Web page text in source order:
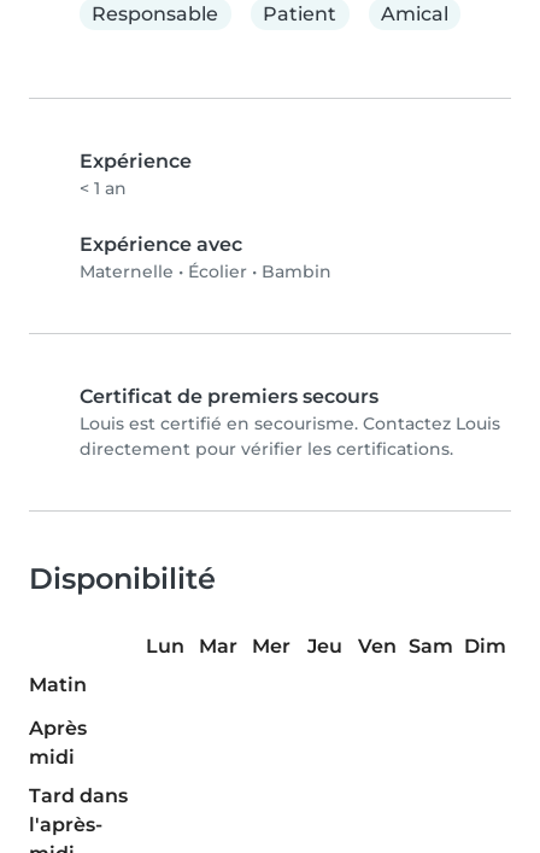
Responsable
Patient Amical
Expérience
< 1 an
Expérience avec
Maternelle • Écolier • Bambin
Certificat de premiers secours
Louis est certifié en secourisme. Contactez Louis
directement pour vérifier les certifications.
Disponibilité
Lun Mar Mer Jeu Ven Sam Dim
Matin
Après
midi
Tard dans
l'après-